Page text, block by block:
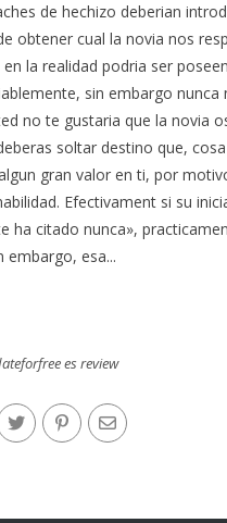
de hechizo deberian
obtener cual la novia nos
la realidad podri­a ser
sin embargo
no te gustaria que la novia
soltar destino que,
gran valor en ti, por
Efectivament si su
ha citado nunca»,
embargo, esa...
es review